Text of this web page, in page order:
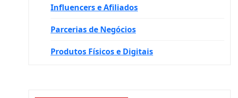
Influencers e Afiliados
Parcerias de Negócios
Produtos Físicos e Digitais